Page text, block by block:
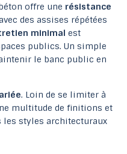
offre une résistance
des assises répétées
minimal est
publics. Un simple
le banc public en
. Loin de se limiter à
multitude de finitions et
les styles architecturaux